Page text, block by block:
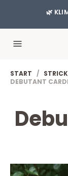
🌿
START /
DEBUTANT